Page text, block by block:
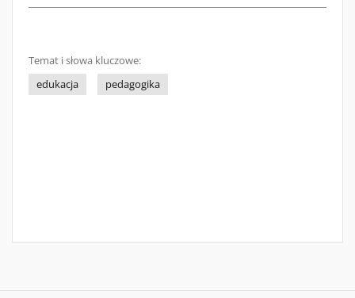
Temat i słowa kluczowe:
edukacja
pedagogika